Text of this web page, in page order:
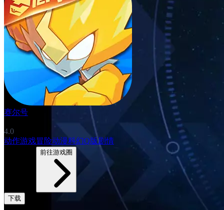
赛尔号
4.0
动作游戏冒险动漫科幻Q版剧情
前往游戏圈
下载